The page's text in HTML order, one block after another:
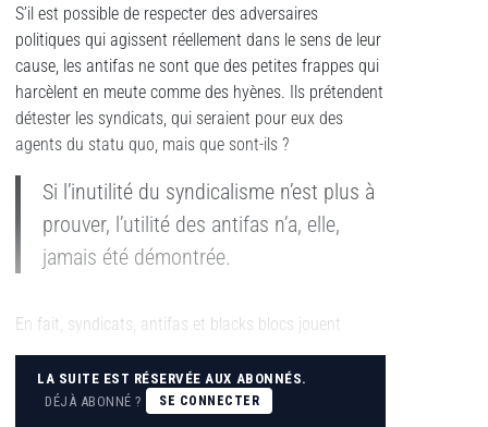
S’il est possible de respecter des adversaires
politiques qui agissent réellement dans le sens de leur
cause, les antifas ne sont que des petites frappes qui
harcèlent en meute comme des hyènes. Ils prétendent
détester les syndicats, qui seraient pour eux des
agents du statu quo, mais que sont-ils ?
Si l’inutilité du syndicalisme n’est plus à
prouver, l’utilité des antifas n’a, elle,
jamais été démontrée.
En fait, syndicats, antifas et blacks blocs jouent
LA SUITE EST RÉSERVÉE AUX ABONNÉS.
DÉJÀ ABONNÉ ?
SE CONNECTER